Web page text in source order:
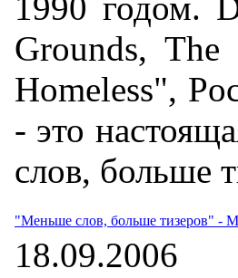
Grounds,
Homeless",
- это
слов, больше
"Меньше слов, больше тизеров" -
18.09.2006